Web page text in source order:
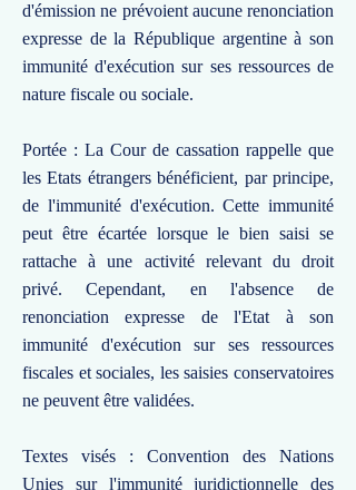
d'émission ne prévoient aucune renonciation
expresse de la République argentine à son
immunité d'exécution sur ses ressources de
nature fiscale ou sociale.
Portée : La Cour de cassation rappelle que
les Etats étrangers bénéficient, par principe,
de l'immunité d'exécution. Cette immunité
peut être écartée lorsque le bien saisi se
rattache à une activité relevant du droit
privé. Cependant, en l'absence de
renonciation expresse de l'Etat à son
immunité d'exécution sur ses ressources
fiscales et sociales, les saisies conservatoires
ne peuvent être validées.
Textes visés : Convention des Nations
Unies sur l'immunité juridictionnelle des